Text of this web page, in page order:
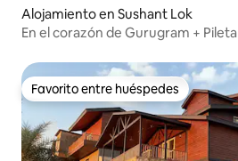
Alojamiento en Sushant Lok
En el corazón de Gurugram + Pileta
Favorito entre huéspedes
Favorito entre huéspedes